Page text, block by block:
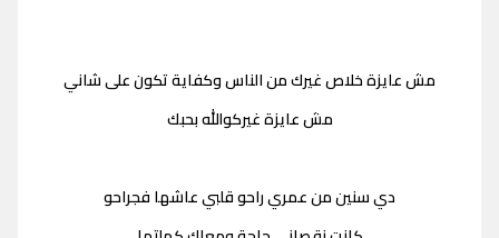
مش عايزة خلاص غيرك من الناس وكفاية تكون على شاني
مش عايزة غيركوالله بحبك
دي سنين من عمري راحو قلبي عاشها فجراحو